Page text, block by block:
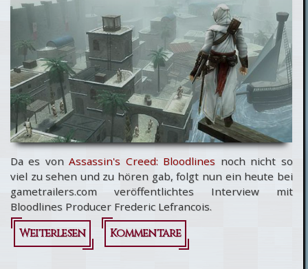
Da es vonAssassin's Creed: Bloodlines noch nicht so
viel zu sehen und zu hören gab, folgt nun ein heute bei
gametrailers.com veröffentlichtes Interview mit
Bloodlines Producer Frederic Lefrancois.
Weiterlesen
über
Kommentare